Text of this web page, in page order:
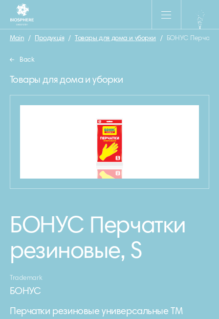
Main / Продукція / Товары для дома и уборки / БОНУС
Back
Товары для дома и уборки
БОНУС Перчатки
резиновые, S
Trademark
БОНУС
Перчатки резиновые универсальные ТМ